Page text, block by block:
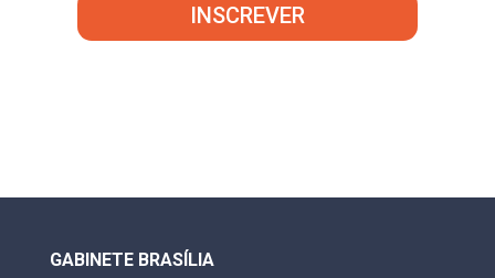
INSCREVER
GABINETE BRASÍLIA